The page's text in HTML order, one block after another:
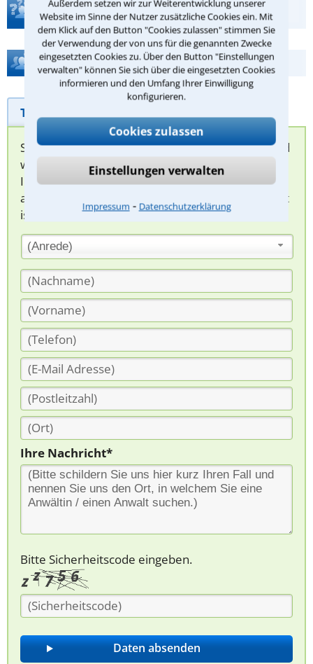
Außerdem setzen wir zur Weiterentwicklung unserer
Website im Sinne der Nutzer zusätzliche Cookies ein. Mit
dem Klick auf den Button "Cookies zulassen" stimmen Sie
der Verwendung der von uns für die genannten Zwecke
eingesetzten Cookies zu. Über den Button "Einstellungen
verwalten" können Sie sich über die eingesetzten Cookies
informieren und den Umfang Ihrer Einwilligung
konfigurieren.
Cookies zulassen
Einstellungen verwalten
Impressum ⁃ Datenschutzerklärung
Teste Dein Rechtswissen
Hilfe bei Ihrer Anwaltsuche?
Telefonhilfe
Sie können hier Ihren Fall schildern. Anschließend
werden sich spezialisierte Rechtsanwälte bei
Ihnen melden, um das weitere Vorgehen
abzuklären. Die Rückmeldung durch einen Anwalt
ist für Sie kostenlos.
(Anrede)
Ihre Nachricht*
Bitte Sicherheitscode eingeben.